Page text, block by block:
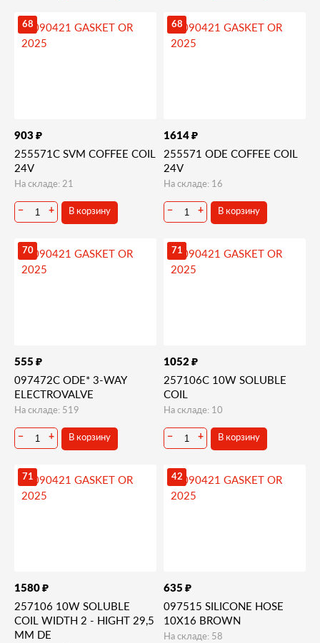
68
903 ₽
255571С SVM COFFEE COIL
24V
На складе: 21
− + В корзину
68
1614 ₽
255571 ODE COFFEE COIL
24V
На складе: 16
− + В корзину
70
555 ₽
097472C ODE* 3-WAY
ELECTROVALVE
На складе: 519
− + В корзину
71
1052 ₽
257106C 10W SOLUBLE
COIL
На складе: 10
− + В корзину
71
1580 ₽
257106 10W SOLUBLE
COIL WIDTH 2 - HIGHT 29,5
MM DE
42
635 ₽
097515 SILICONE HOSE
10X16 BROWN
На складе: 58